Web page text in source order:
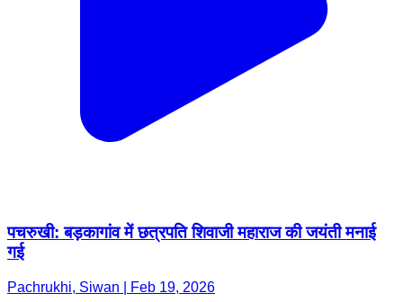
पचरुखी: बड़कागांव में छत्रपति शिवाजी महाराज की जयंती मनाई
गई
Pachrukhi, Siwan | Feb 19, 2026